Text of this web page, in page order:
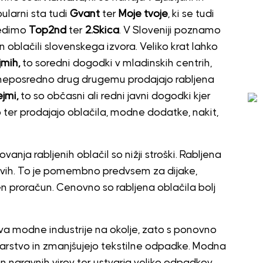
sta tudi Gvantter Moje tvoje, ki se tudi
Top2nd ter 2.Skica. V Sloveniji poznamo
oblačili slovenskega izvora. Veliko krat lahko
to soredni dogodki v mladinskih centrih,
drug drugemu prodajajo rabljena
to so občasni ali redni javni dogodki kjer
prodajajo oblačila, modne dodatke, nakit,
rabljenih oblačil so nižji stroški. Rabljena
To je pomembno predvsem za dijake,
proračun. Cenovno so rabljena oblačila bolj
modne industrije na okolje, zato s ponovno
in zmanjšujejo tekstilne odpadke. Modna